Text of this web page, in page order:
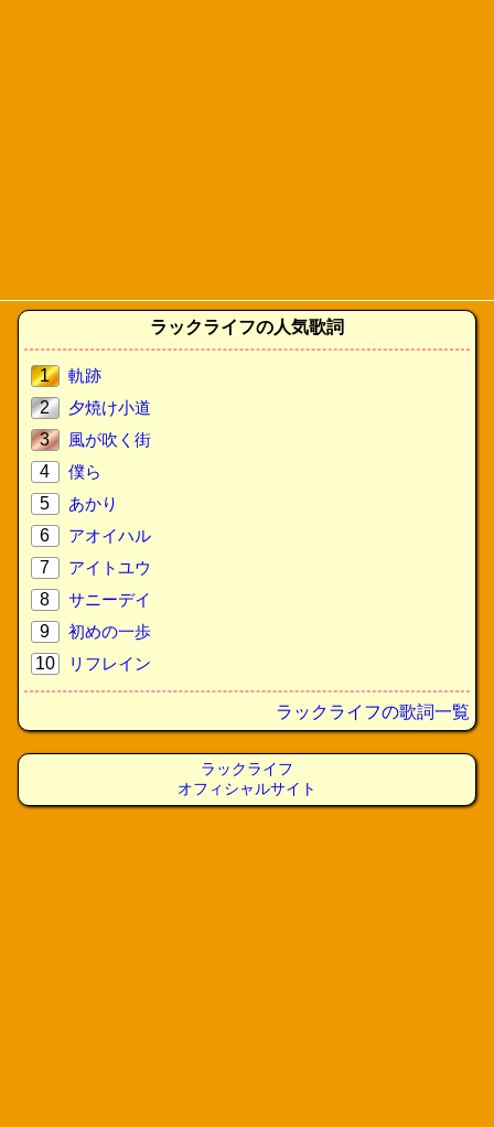
ラックライフの人気歌詞
1
軌跡
2
夕焼け小道
3
風が吹く街
4
僕ら
5
あかり
6
アオイハル
7
アイトユウ
8
サニーデイ
9
初めの一歩
10
リフレイン
ラックライフの歌詞一覧
ラックライフ
オフィシャルサイト